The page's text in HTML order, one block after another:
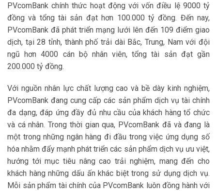
PVcomBank chính thức hoạt động với vốn điều lệ 9000 tỷ
đồng và tổng tài sản đạt hơn 100.000 tỷ đồng. Đến nay,
PVcomBank đã phát triển mạng lưới lên đến 109 điểm giao
dịch, tại 28 tỉnh, thành phố trải dài Bắc, Trung, Nam với đội
ngũ hơn 4000 cán bộ nhân viên, tổng tài sản đạt gần
200.000 tỷ đồng.
Với nguồn nhân lực chất lượng cao và bề dày kinh nghiệm,
PVcomBank đang cung cấp các sản phẩm dịch vụ tài chính
đa dạng, đáp ứng đầy đủ nhu cầu của khách hàng tổ chức
và cá nhân. Trong thời gian qua, PVcomBank đã và đang là
một trong những ngân hàng đi đầu trong việc ứng dụng số
hóa nhằm đẩy mạnh phát triển các sản phẩm dịch vụ ưu việt,
hướng tới mục tiêu nâng cao trải nghiệm, mang đến cho
khách hàng những dấu ấn khác biệt trong sử dụng dịch vụ.
Mỗi sản phẩm tài chính của PVcomBank luôn đồng hành với